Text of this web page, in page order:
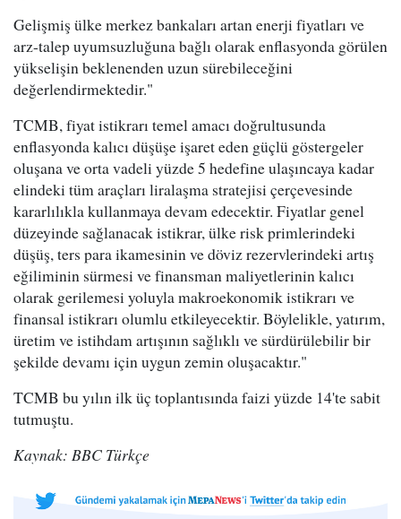
Gelişmiş ülke merkez bankaları artan enerji fiyatları ve
arz-talep uyumsuzluğuna bağlı olarak enflasyonda görülen
yükselişin beklenenden uzun sürebileceğini
değerlendirmektedir."
TCMB, fiyat istikrarı temel amacı doğrultusunda
enflasyonda kalıcı düşüşe işaret eden güçlü göstergeler
oluşana ve orta vadeli yüzde 5 hedefine ulaşıncaya kadar
elindeki tüm araçları liralaşma stratejisi çerçevesinde
kararlılıkla kullanmaya devam edecektir. Fiyatlar genel
düzeyinde sağlanacak istikrar, ülke risk primlerindeki
düşüş, ters para ikamesinin ve döviz rezervlerindeki artış
eğiliminin sürmesi ve finansman maliyetlerinin kalıcı
olarak gerilemesi yoluyla makroekonomik istikrarı ve
finansal istikrarı olumlu etkileyecektir. Böylelikle, yatırım,
üretim ve istihdam artışının sağlıklı ve sürdürülebilir bir
şekilde devamı için uygun zemin oluşacaktır."
TCMB bu yılın ilk üç toplantısında faizi yüzde 14'te sabit
tutmuştu.
Kaynak: BBC Türkçe